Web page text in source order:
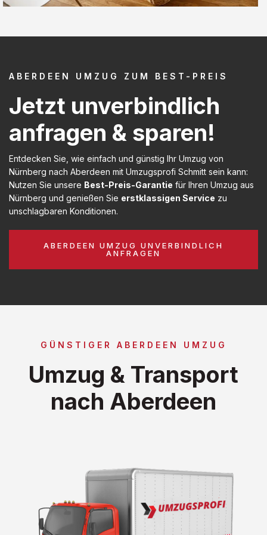
ABERDEEN UMZUG ZUM BEST-PREIS
Jetzt unverbindlich
anfragen & sparen!
Entdecken Sie, wie einfach und günstig Ihr Umzug von
Nürnberg nach Aberdeen mit Umzugsprofi Schmitt sein kann:
Nutzen Sie unsere Best-Preis-Garantie für Ihren Umzug aus
Nürnberg und genießen Sie erstklassigen Service zu
unschlagbaren Konditionen.
ABERDEEN UMZUG UNVERBINDLICH
ANFRAGEN
GÜNSTIGER ABERDEEN UMZUG
Umzug & Transport
nach Aberdeen